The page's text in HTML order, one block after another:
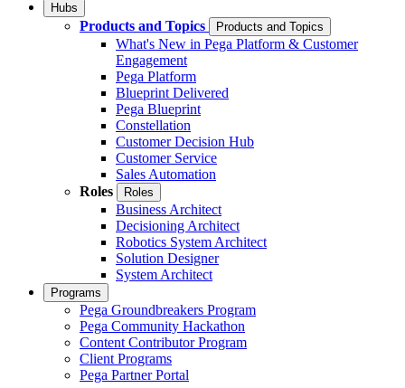
Hubs
Products and Topics Products and Topics
What's New in Pega Platform & Customer
Engagement
Pega Platform
Blueprint Delivered
Pega Blueprint
Constellation
Customer Decision Hub
Customer Service
Sales Automation
Roles
Roles
Business Architect
Decisioning Architect
Robotics System Architect
Solution Designer
System Architect
Programs
Pega Groundbreakers Program
Pega Community Hackathon
Content Contributor Program
Client Programs
Pega Partner Portal